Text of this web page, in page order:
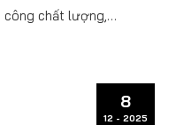
công chất lượng,…
8
12 - 2025